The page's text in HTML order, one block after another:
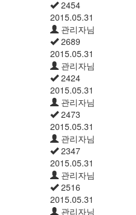
2454
2015.05.31
관리자님
2689
2015.05.31
관리자님
2424
2015.05.31
관리자님
2473
2015.05.31
관리자님
2347
2015.05.31
관리자님
2516
2015.05.31
관리자님